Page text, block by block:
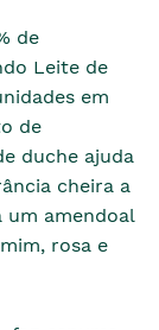
de
Leite de
em
de
duche ajuda
cheira a
um amendoal
rosa e